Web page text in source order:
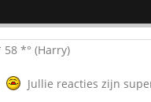
Jullie reacties zijn